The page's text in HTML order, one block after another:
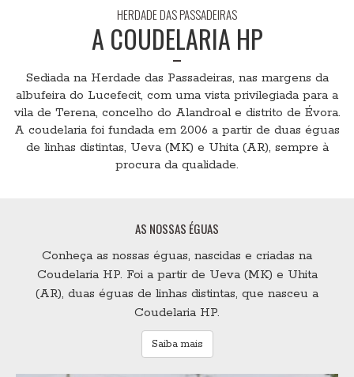
HERDADE DAS PASSADEIRAS
A COUDELARIA HP
Sediada na Herdade das Passadeiras, nas margens da
albufeira do Lucefecit, com uma vista privilegiada para a
vila de Terena, concelho do Alandroal e distrito de Évora.
A coudelaria foi fundada em 2006 a partir de duas éguas
de linhas distintas, Ueva (MK) e Uhita (AR), sempre à
procura da qualidade.
AS NOSSAS ÉGUAS
Conheça as nossas éguas, nascidas e criadas na
Coudelaria HP. Foi a partir de Ueva (MK) e Uhita
(AR), duas éguas de linhas distintas, que nasceu a
Coudelaria HP.
Saiba mais